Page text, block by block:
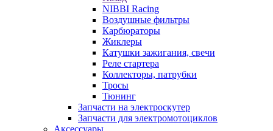
NIBBI Racing
Воздушные фильтры
Карбюраторы
Жиклеры
Катушки зажигания, свечи
Реле стартера
Коллекторы, патрубки
Тросы
Тюнинг
Запчасти на электроскутер
Запчасти для электромотоциклов
Аксессуары